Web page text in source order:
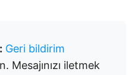
Geri bildirim
Mesajınızı iletmek